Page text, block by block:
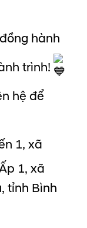
hành
trình!
hệ để
1, xã
1, xã
tỉnh Bình